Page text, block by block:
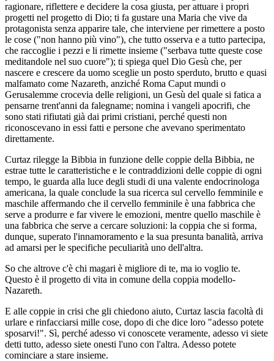
ragionare, riflettere e decidere la cosa giusta, per attuare i propri
progetti nel progetto di Dio; ti fa gustare una Maria che vive da
protagonista senza apparire tale, che interviene per rimettere a posto
le cose ("non hanno più vino"), che tutto osserva e a tutto partecipa,
che raccoglie i pezzi e li rimette insieme ("serbava tutte queste cose
meditandole nel suo cuore"); ti spiega quel Dio Gesù che, per
nascere e crescere da uomo sceglie un posto sperduto, brutto e quasi
malfamato come Nazareth, anziché Roma Caput mundi o
Gerusalemme crocevia delle religioni, un Gesù del quale si fatica a
pensarne trent'anni da falegname; nomina i vangeli apocrifi, che
sono stati rifiutati già dai primi cristiani, perché questi non
riconoscevano in essi fatti e persone che avevano sperimentato
direttamente.
Curtaz rilegge la Bibbia in funzione delle coppie della Bibbia, ne
estrae tutte le caratteristiche e le contraddizioni delle coppie di ogni
tempo, le guarda alla luce degli studi di una valente endocrinologa
americana, la quale conclude la sua ricerca sul cervello femminile e
maschile affermando che il cervello femminile è una fabbrica che
serve a produrre e far vivere le emozioni, mentre quello maschile è
una fabbrica che serve a cercare soluzioni: la coppia che si forma,
dunque, superato l'innamoramento e la sua presunta banalità, arriva
ad amarsi per le specifiche peculiarità uno dell'altra.
So che altrove c'è chi magari è migliore di te, ma io voglio te.
Questo è il progetto di vita in comune della coppia modello-
Nazareth.
E alle coppie in crisi che gli chiedono aiuto, Curtaz lascia facoltà di
urlare e rinfacciarsi mille cose, dopo di che dice loro "adesso potete
sposarvi!". Sì, perché adesso vi conoscete veramente, adesso vi siete
detti tutto, adesso siete onesti l'uno con l'altra. Adesso potete
cominciare a stare insieme.